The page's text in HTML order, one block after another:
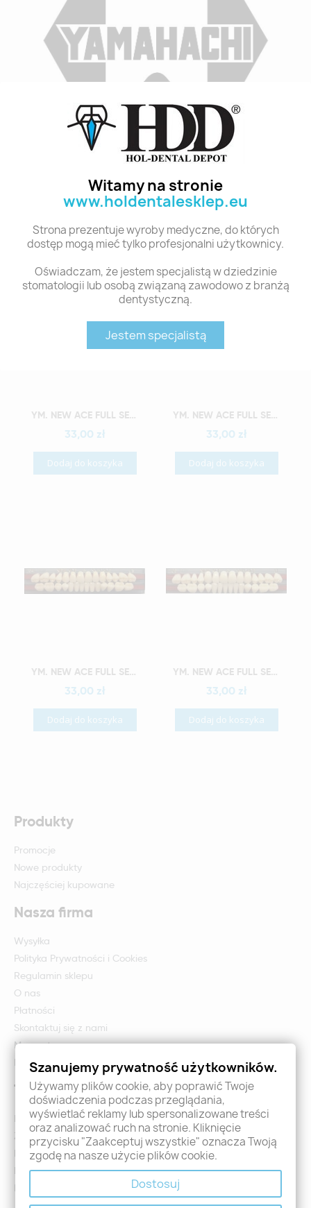
Witamy na stronie
www.holdentalesklep.eu
Strona prezentuje wyroby medyczne, do których
dostęp mogą mieć tylko profesjonalni użytkownicy.
Oświadczam, że jestem specjalistą w dziedzinie
stomatologii lub osobą związaną zawodowo z branżą
dentystyczną.
Jestem specjalistą
A3 TL7 28
Polecane produkty z tej kategorii
Szybki podgląd YM. NEW ACE FULL SET - AKRYLOWE ZĘBY SZTUCZNE - A3-O2
33,00 zł
Dodaj do koszyka
Szybki podgląd YM. NEW ACE FULL SET - AKRYLOWE ZĘBY SZTUCZNE - A3-O3
33,00 zł
Dodaj do koszyka
Szybki podgląd YM. NEW ACE FULL SET - AKRYLOWE ZĘBY SZTUCZNE - A3-O4
33,00 zł
Dodaj do koszyka
Szybki podgląd YM. NEW ACE FULL SET - AKRYLOWE ZĘBY SZTUCZNE - A3-O5
33,00 zł
Dodaj do koszyka
Produkty
Promocje
Nowe produkty
Najczęściej kupowane
Nasza firma
Wysyłka
Polityka Prywatności i Cookies
Regulamin sklepu
O nas
Płatności
Skontaktuj się z nami
Mapa strony
Formularz zwrotu i reklamacji
Twoje konto
Logowanie
Załóż konto - Rejestracja
Moje zamówienia
Promocje
Nowości
Szanujemy prywatność użytkowników.
Używamy plików cookie, aby poprawić Twoje
doświadczenia podczas przeglądania,
wyświetlać reklamy lub spersonalizowane treści
oraz analizować ruch na stronie. Kliknięcie
przycisku "Zaakceptuj wszystkie" oznacza Twoją
zgodę na nasze użycie plików cookie.
Dostosuj